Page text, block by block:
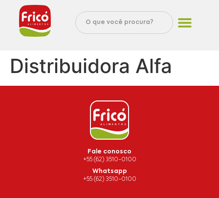
Distribuidora Alfa
Fale conosco
+55 (62) 3510-0100
Whatsapp
+55 (62) 3510-0100